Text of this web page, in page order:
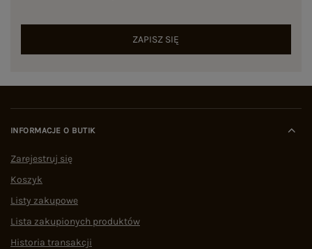
ZAPISZ SIĘ
INFORMACJE O BUTIK
Zarejestruj się
Koszyk
Listy zakupowe
Lista zakupionych produktów
Historia transakcji